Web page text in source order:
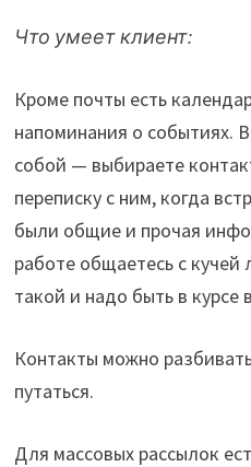
Что умеет клиент:
Кроме почты есть
напоминания о событиях.
собой — выбираете
переписку с ним, когда
были общие и прочая
работе общаетесь с
такой и надо быть в курсе
Контакты можно
путаться.
Для массовых рассылок